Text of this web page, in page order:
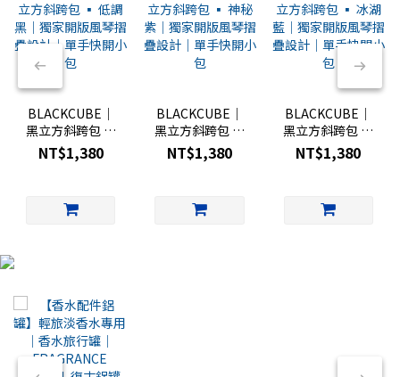
BLACKCUBE｜
黑立方斜跨包 ▪︎
低調黑｜獨家開
版風琴摺疊設計
NT$1,380
BLACKCUBE｜
黑立方斜跨包 ▪︎
神秘紫｜獨家開
版風琴摺疊設計
NT$1,380
BLACKCUBE｜
黑立方斜跨包 ▪︎
冰湖藍｜獨家開
版風琴摺疊設計
NT$1,380